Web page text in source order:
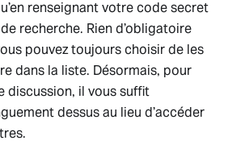
renseignant votre code secret
recherche. Rien d’obligatoire
pouvez toujours choisir de les
dans la liste. Désormais, pour
discussion, il vous suffit
dessus au lieu d’accéder